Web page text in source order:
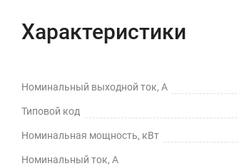
Характеристики
Номинальный выходной ток, А
Типовой код
Номинальная мощность, кВт
Номинальный ток, А